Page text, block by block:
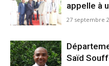
appelle à
27 septembre
Saïd